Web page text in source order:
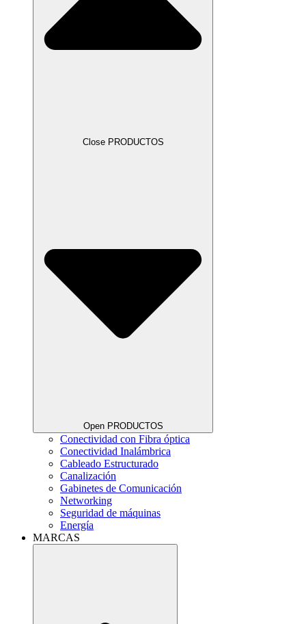
Close PRODUCTOS
Open PRODUCTOS
Conectividad con Fibra óptica
Conectividad Inalámbrica
Cableado Estructurado
Canalización
Gabinetes de Comunicación
Networking
Seguridad de máquinas
Energía
MARCAS